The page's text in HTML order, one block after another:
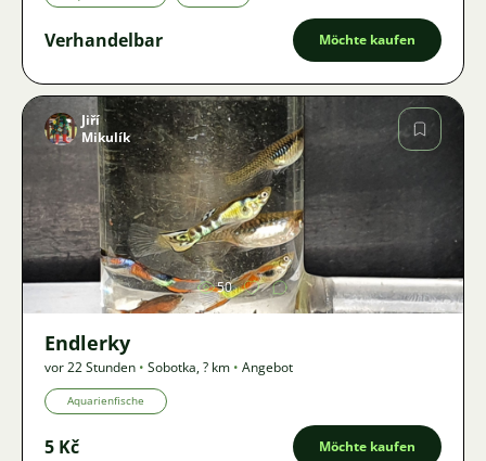
Verhandelbar Möchte kaufen
Bild
Jiří
Mikulík
50
Endlerky
vor 22 Stunden • Sobotka,? km • Angebot
Aquarienfische
5 Kč Möchte kaufen